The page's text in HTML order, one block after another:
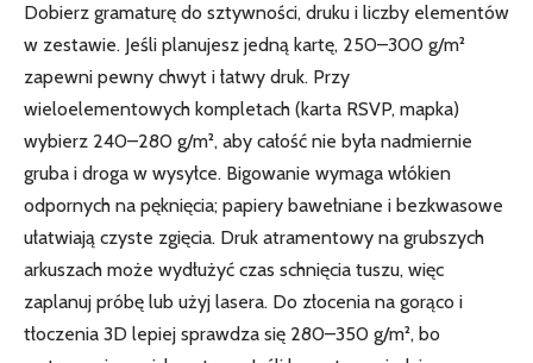
Dobierz gramaturę do sztywności, druku i liczby elementów
w zestawie. Jeśli planujesz jedną kartę, 250–300 g/m²
zapewni pewny chwyt i łatwy druk. Przy
wieloelementowych kompletach (karta RSVP, mapka)
wybierz 240–280 g/m², aby całość nie była nadmiernie
gruba i droga w wysyłce. Bigowanie wymaga włókien
odpornych na pęknięcia; papiery bawełniane i bezkwasowe
ułatwiają czyste zgięcia. Druk atramentowy na grubszych
arkuszach może wydłużyć czas schnięcia tuszu, więc
zaplanuj próbę lub użyj lasera. Do złocenia na gorąco i
tłoczenia 3D lepiej sprawdza się 280–350 g/m², bo